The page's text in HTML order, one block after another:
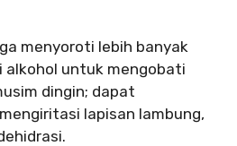
menyoroti lebih banyak
alkohol untuk mengobati
dingin; dapat
lapisan lambung,